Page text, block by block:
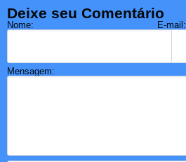
Deixe seu Comentário
Nome: E-mail:
Mensagem: